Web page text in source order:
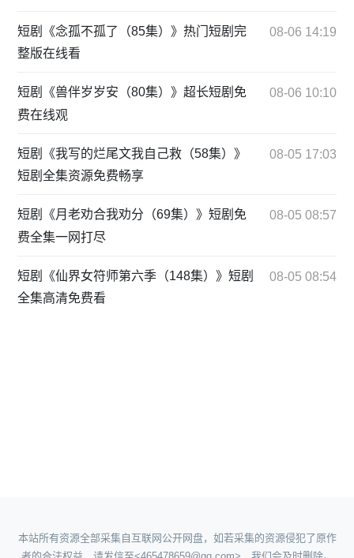
短剧《念孤不孤了（85集）》热门短剧完
整版在线看
08-06 14:19
短剧《兽伴岁岁安（80集）》超长短剧免
费在线观
08-06 10:10
短剧《我写的烂尾文我自己救（58集）》
短剧全集资源免费畅享
08-05 17:03
短剧《月老劝合我劝分（69集）》短剧免
费全集一网打尽
08-05 08:57
短剧《仙界女符师第六季（148集）》短剧
全集高清免费看
08-05 08:54
本站所有资源全部采集自互联网公开网盘，如若采集的资源侵犯了原作